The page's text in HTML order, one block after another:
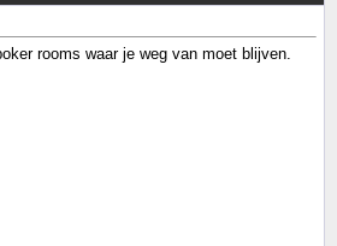
rooms waar je weg van moet blijven.